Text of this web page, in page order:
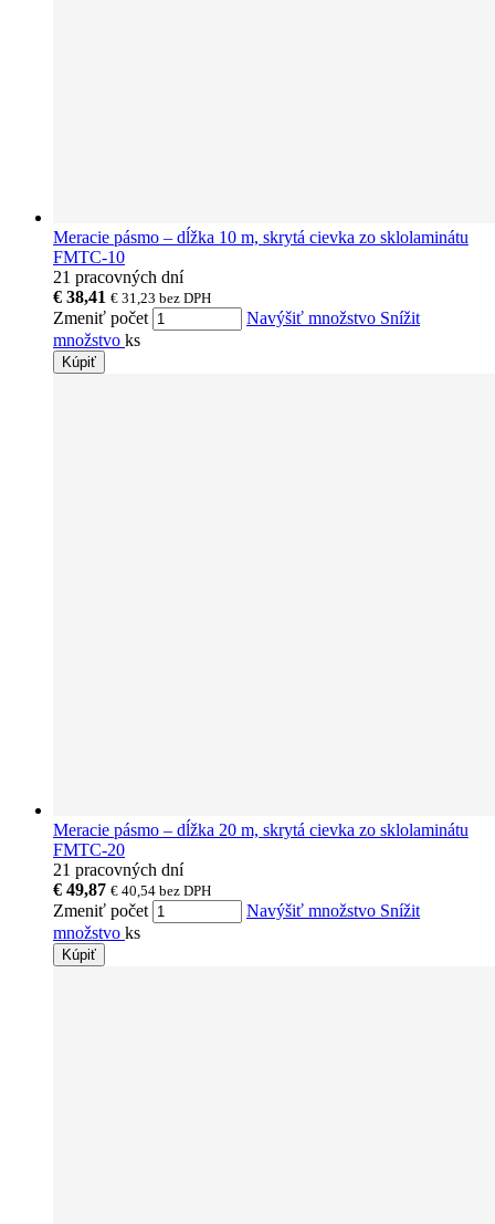
Meracie pásmo – dĺžka 10 m, skrytá cievka zo sklolaminátu
FMTC-10
21 pracovných dní
€ 38,41 € 31,23 bez DPH
Zmeniť počet Navýšiť množstvo Snížit
množstvo ks
Kúpiť
Meracie pásmo – dĺžka 20 m, skrytá cievka zo sklolaminátu
FMTC-20
21 pracovných dní
€ 49,87 € 40,54 bez DPH
Zmeniť počet Navýšiť množstvo Snížit
množstvo ks
Kúpiť